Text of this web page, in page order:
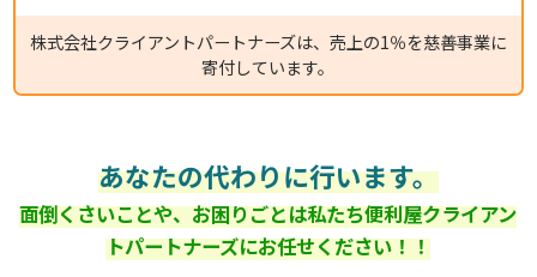
株式会社クライアントパートナーズは、売上の1％を慈善事業に
寄付しています。
あなたの代わりに行います。
面倒くさいことや、お困りごとは私たち便利屋クライアン
トパートナーズにお任せください！！